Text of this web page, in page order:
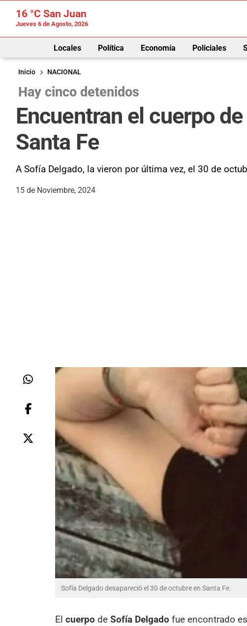
16 °C San Juan
Jueves 6 de Agosto, 2026
Locales Política Economía Policiales
Inicio
NACIONAL
Hay cinco detenidos
Encuentran el cuerpo
Santa Fe
A Sofía Delgado, la vieron por última vez, el 30 de
15 de Noviembre, 2024
Sofía Delgado desapareció el 30 de octubre en Santa Fe.
El cuerpo de Sofía Delgado fue encontrado